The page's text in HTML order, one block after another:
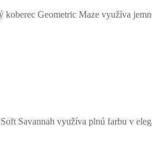
Geometric Maze využíva
Savannah využíva plnú farbu v